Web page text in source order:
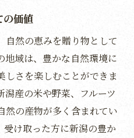
食体験
米の種類
を知る
然環境
まる交流
新潟の伝統工芸品の美
の価値
自然の恵みを贈り物として
地域は、豊かな自然環境に
しさを楽しむことができま
産の米や野菜、フルーツ
然の産物が多く含まれてい
受け取った方に新潟の豊か